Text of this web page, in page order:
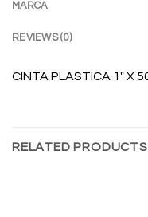
MARCA
REVIEWS (0)
CINTA PLASTICA 1″ X
RELATED PRODUCTS